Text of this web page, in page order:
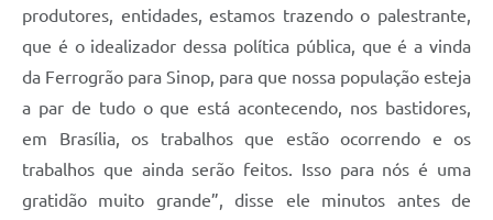
produtores, entidades, estamos trazendo o palestrante,
que é o idealizador dessa política pública, que é a vinda
da Ferrogrão para Sinop, para que nossa população esteja
a par de tudo o que está acontecendo, nos bastidores,
em Brasília, os trabalhos que estão ocorrendo e os
trabalhos que ainda serão feitos. Isso para nós é uma
gratidão muito grande”, disse ele minutos antes de